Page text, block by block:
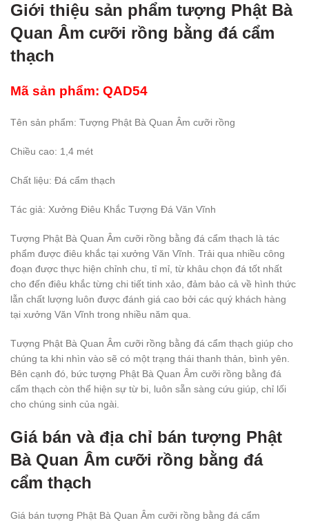
Giới thiệu sản phẩm tượng Phật Bà
Quan Âm cưỡi rồng bằng đá cẩm
thạch
Mã sản phẩm: QAD54
Tên sản phẩm: Tượng Phật Bà Quan Âm cưỡi rồng
Chiều cao: 1,4 mét
Chất liệu: Đá cẩm thạch
Tác giả: Xưởng Điêu Khắc Tượng Đá Văn Vĩnh
Tượng Phật Bà Quan Âm cưỡi rồng bằng đá cẩm thạch là tác
phẩm được điêu khắc tại xưởng Văn Vĩnh. Trải qua nhiều công
đoạn được thực hiện chỉnh chu, tỉ mỉ, từ khâu chọn đá tốt nhất
cho đến điêu khắc từng chi tiết tinh xảo, đảm bảo cả về hình thức
lẫn chất lượng luôn được đánh giá cao bởi các quý khách hàng
tại xưởng Văn Vĩnh trong nhiều năm qua.
Tượng Phật Bà Quan Âm cưỡi rồng bằng đá cẩm thạch giúp cho
chúng ta khi nhìn vào sẽ có một trạng thái thanh thản, bình yên.
Bên cạnh đó, bức tượng Phật Bà Quan Âm cưỡi rồng bằng đá
cẩm thạch còn thể hiện sự từ bi, luôn sẵn sàng cứu giúp, chỉ lối
cho chúng sinh của ngài.
Giá bán và địa chỉ bán tượng Phật
Bà Quan Âm cưỡi rồng bằng đá
cẩm thạch
Giá bán tượng Phật Bà Quan Âm cưỡi rồng bằng đá cẩm